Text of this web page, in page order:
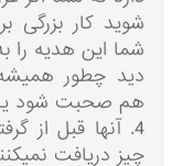
شوید کار بزرگی
شما این هدیه را
دید چطور
هم صحبت شود یا
4. آنها قبل از
چیز دریافت